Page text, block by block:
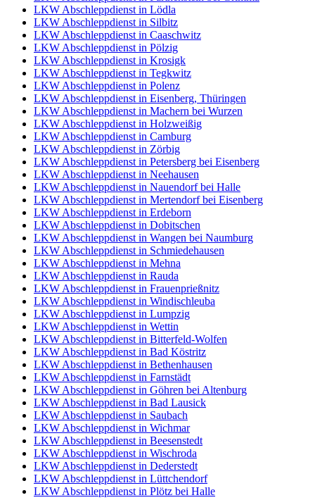
LKW Abschleppdienst in Lödla
LKW Abschleppdienst in Silbitz
LKW Abschleppdienst in Caaschwitz
LKW Abschleppdienst in Pölzig
LKW Abschleppdienst in Krosigk
LKW Abschleppdienst in Tegkwitz
LKW Abschleppdienst in Polenz
LKW Abschleppdienst in Eisenberg, Thüringen
LKW Abschleppdienst in Machern bei Wurzen
LKW Abschleppdienst in Holzweißig
LKW Abschleppdienst in Camburg
LKW Abschleppdienst in Zörbig
LKW Abschleppdienst in Petersberg bei Eisenberg
LKW Abschleppdienst in Neehausen
LKW Abschleppdienst in Nauendorf bei Halle
LKW Abschleppdienst in Mertendorf bei Eisenberg
LKW Abschleppdienst in Erdeborn
LKW Abschleppdienst in Dobitschen
LKW Abschleppdienst in Wangen bei Naumburg
LKW Abschleppdienst in Schmiedehausen
LKW Abschleppdienst in Mehna
LKW Abschleppdienst in Rauda
LKW Abschleppdienst in Frauenprießnitz
LKW Abschleppdienst in Windischleuba
LKW Abschleppdienst in Lumpzig
LKW Abschleppdienst in Wettin
LKW Abschleppdienst in Bitterfeld-Wolfen
LKW Abschleppdienst in Bad Köstritz
LKW Abschleppdienst in Bethenhausen
LKW Abschleppdienst in Farnstädt
LKW Abschleppdienst in Göhren bei Altenburg
LKW Abschleppdienst in Bad Lausick
LKW Abschleppdienst in Saubach
LKW Abschleppdienst in Wichmar
LKW Abschleppdienst in Beesenstedt
LKW Abschleppdienst in Wischroda
LKW Abschleppdienst in Dederstedt
LKW Abschleppdienst in Lüttchendorf
LKW Abschleppdienst in Plötz bei Halle